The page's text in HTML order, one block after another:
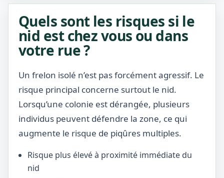
Quels sont les risques si le
nid est chez vous ou dans
votre rue ?
Un frelon isolé n’est pas forcément agressif. Le
risque principal concerne surtout le nid.
Lorsqu’une colonie est dérangée, plusieurs
individus peuvent défendre la zone, ce qui
augmente le risque de piqûres multiples.
Risque plus élevé à proximité immédiate du
nid